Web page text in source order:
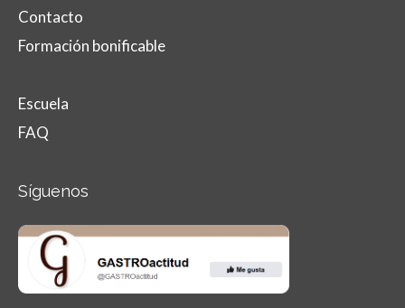
Contacto
Formación bonificable
Escuela
FAQ
Síguenos